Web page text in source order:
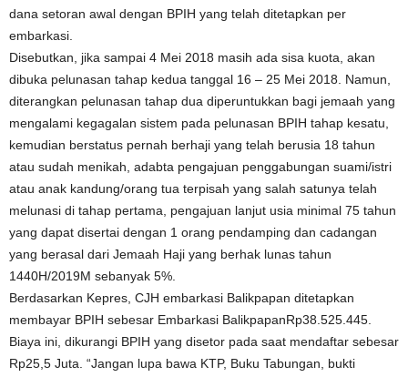
dana setoran awal dengan BPIH yang telah ditetapkan per
embarkasi.
Disebutkan, jika sampai 4 Mei 2018 masih ada sisa kuota, akan
dibuka pelunasan tahap kedua tanggal 16 – 25 Mei 2018. Namun,
diterangkan pelunasan tahap dua diperuntukkan bagi jemaah yang
mengalami kegagalan sistem pada pelunasan BPIH tahap kesatu,
kemudian berstatus pernah berhaji yang telah berusia 18 tahun
atau sudah menikah, adabta pengajuan penggabungan suami/istri
atau anak kandung/orang tua terpisah yang salah satunya telah
melunasi di tahap pertama, pengajuan lanjut usia minimal 75 tahun
yang dapat disertai dengan 1 orang pendamping dan cadangan
yang berasal dari Jemaah Haji yang berhak lunas tahun
1440H/2019M sebanyak 5%.
Berdasarkan Kepres, CJH embarkasi Balikpapan ditetapkan
membayar BPIH sebesar Embarkasi BalikpapanRp38.525.445.
Biaya ini, dikurangi BPIH yang disetor pada saat mendaftar sebesar
Rp25,5 Juta. “Jangan lupa bawa KTP, Buku Tabungan, bukti